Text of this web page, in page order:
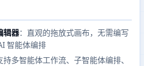
辑器：直观的拖放式画布，无需编写
智能体编排
持多智能体工作流、子智能体编排、